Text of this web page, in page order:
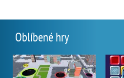
Oblíbené hry